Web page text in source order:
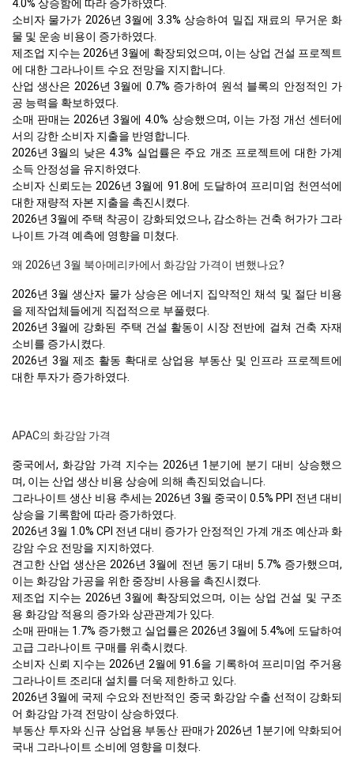
4.0% 상승함에 따라 증가하였다.
소비자 물가가 2026년 3월에 3.3% 상승하여 밀집 재료의 무거운 화
물 및 운송 비용이 증가하였다.
제조업 지수는 2026년 3월에 확장되었으며, 이는 상업 건설 프로젝트
에 대한 그라나이트 수요 전망을 지지합니다.
산업 생산은 2026년 3월에 0.7% 증가하여 원석 블록의 안정적인 가
공 능력을 확보하였다.
소매 판매는 2026년 3월에 4.0% 상승했으며, 이는 가정 개선 센터에
서의 강한 소비자 지출을 반영합니다.
2026년 3월의 낮은 4.3% 실업률은 주요 개조 프로젝트에 대한 가계
소득 안정성을 유지하였다.
소비자 신뢰도는 2026년 3월에 91.8에 도달하여 프리미엄 천연석에
대한 재량적 자본 지출을 촉진시켰다.
2026년 3월에 주택 착공이 강화되었으나, 감소하는 건축 허가가 그라
나이트 가격 예측에 영향을 미쳤다.
왜 2026년 3월 북아메리카에서 화강암 가격이 변했나요?
2026년 3월 생산자 물가 상승은 에너지 집약적인 채석 및 절단 비용
을 제작업체들에게 직접적으로 부풀렸다.
2026년 3월에 강화된 주택 건설 활동이 시장 전반에 걸쳐 건축 자재
소비를 증가시켰다.
2026년 3월 제조 활동 확대로 상업용 부동산 및 인프라 프로젝트에
대한 투자가 증가하였다.
APAC의 화강암 가격
중국에서, 화강암 가격 지수는 2026년 1분기에 분기 대비 상승했으
며, 이는 산업 생산 비용 상승에 의해 촉진되었습니다.
그라나이트 생산 비용 추세는 2026년 3월 중국이 0.5% PPI 전년 대비
상승을 기록함에 따라 증가하였다.
2026년 3월 1.0% CPI 전년 대비 증가가 안정적인 가계 개조 예산과 화
강암 수요 전망을 지지하였다.
견고한 산업 생산은 2026년 3월에 전년 동기 대비 5.7% 증가했으며,
이는 화강암 가공을 위한 중장비 사용을 촉진시켰다.
제조업 지수는 2026년 3월에 확장되었으며, 이는 상업 건설 및 구조
용 화강암 적용의 증가와 상관관계가 있다.
소매 판매는 1.7% 증가했고 실업률은 2026년 3월에 5.4%에 도달하여
고급 그라나이트 구매를 위축시켰다.
소비자 신뢰 지수는 2026년 2월에 91.6을 기록하여 프리미엄 주거용
그라나이트 조리대 설치를 더욱 제한하고 있다.
2026년 3월에 국제 수요와 전반적인 중국 화강암 수출 선적이 강화되
어 화강암 가격 전망이 상승하였다.
부동산 투자와 신규 상업용 부동산 판매가 2026년 1분기에 약화되어
국내 그라나이트 소비에 영향을 미쳤다.